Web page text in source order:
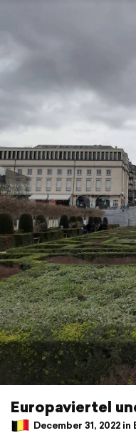
Europaviertel
December 31, 2022 in